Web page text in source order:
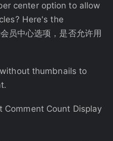
center option to allow
Here's the
员中心选项，是否允许用
thumbnails to
Count Display